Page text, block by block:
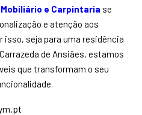
Mobiliário e Carpintaria se
e atenção aos
isso, seja para uma residência
de Ansiães, estamos
que transformam o seu